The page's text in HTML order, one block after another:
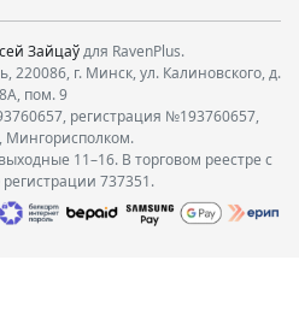
Зайцаўдля RavenPlus.
220086, г. Минск, ул. Калиновского, д.
пом. 9
регистрация №193760657,
Мингорисполком.
11–16. В торговом реестре с
737351.